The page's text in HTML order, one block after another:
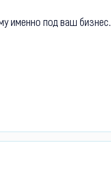
именно под ваш бизнес.